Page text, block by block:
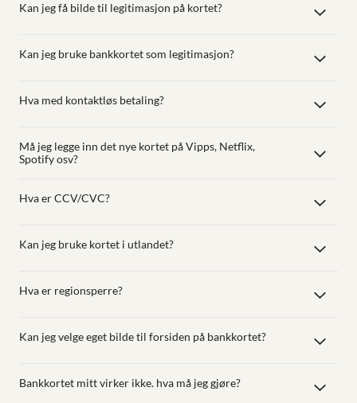
Kan jeg få bilde til legitimasjon på kortet?
Kan jeg bruke bankkortet som legitimasjon?
Hva med kontaktløs betaling?
Må jeg legge inn det nye kortet på Vipps, Netflix,
Spotify osv?
Hva er CCV/CVC?
Kan jeg bruke kortet i utlandet?
Hva er regionsperre?
Kan jeg velge eget bilde til forsiden på bankkortet?
Bankkortet mitt virker ikke. hva må jeg gjøre?